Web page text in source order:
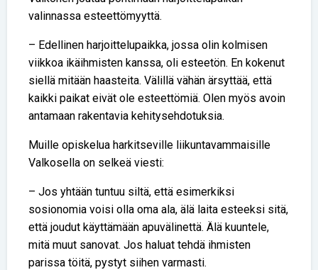
valinnassa esteettömyyttä.
– Edellinen harjoittelupaikka, jossa olin kolmisen
viikkoa ikäihmisten kanssa, oli esteetön. En kokenut
siellä mitään haasteita. Välillä vähän ärsyttää, että
kaikki paikat eivät ole esteettömiä. Olen myös avoin
antamaan rakentavia kehitysehdotuksia.
Muille opiskelua harkitseville liikuntavammaisille
Valkosella on selkeä viesti:
– Jos yhtään tuntuu siltä, että esimerkiksi
sosionomia voisi olla oma ala, älä laita esteeksi sitä,
että joudut käyttämään apuvälinettä. Älä kuuntele,
mitä muut sanovat. Jos haluat tehdä ihmisten
parissa töitä, pystyt siihen varmasti.